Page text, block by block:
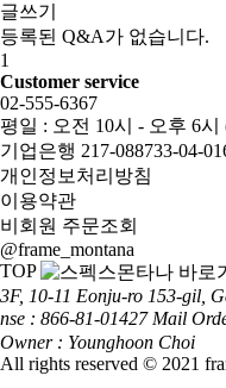
글쓰기
등록된 Q&A가 없습니다.
1
Customer service
02-555-6367
평일 : 오전 10시 - 오후 6
기업은행 217-088733-04-
개인정보처리방침
이용약관
비회원 주문조회
@frame_montana
TOP
3F, 10-11 Eonju-ro 153-gil,
nse : 866-81-01427 Mail
Owner : Younghoon Choi
All rights reserved © 2021